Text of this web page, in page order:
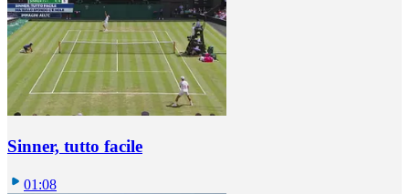
Sinner, tutto facile
01:08